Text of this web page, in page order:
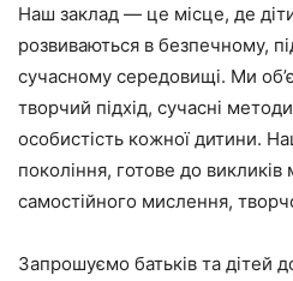
Наш заклад — це місце, де діти
розвиваються в безпечному,
сучасному середовищі. Ми
творчий підхід, сучасні
особистість кожної дитини.
покоління, готове до
самостійного мислення,
Запрошуємо батьків та дітей